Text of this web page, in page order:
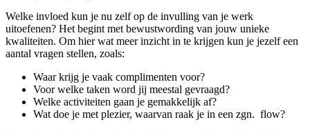
Welke invloed kun je nu zelf op de invulling van je werk
uitoefenen? Het begint met bewustwording van jouw unieke
kwaliteiten. Om hier wat meer inzicht in te krijgen kun je jezelf een
aantal vragen stellen, zoals:
Waar krijg je vaak complimenten voor?
Voor welke taken word jij meestal gevraagd?
Welke activiteiten gaan je gemakkelijk af?
Wat doe je met plezier, waarvan raak je in een zgn. flow?